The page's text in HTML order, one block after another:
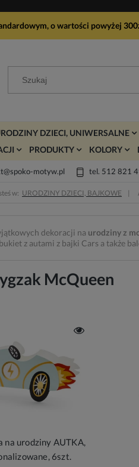
o wartości powyżej
DZIECI, UNIWERSALNE
PRODUKTY KOLORY
motyw.pl tel. 512 821
w: URODZINY DZIECI, BAJKOWE
dekoracji na urodziny z
z autami z bajki Cars a także
McQueen
na urodziny AUTKA,
6szt.